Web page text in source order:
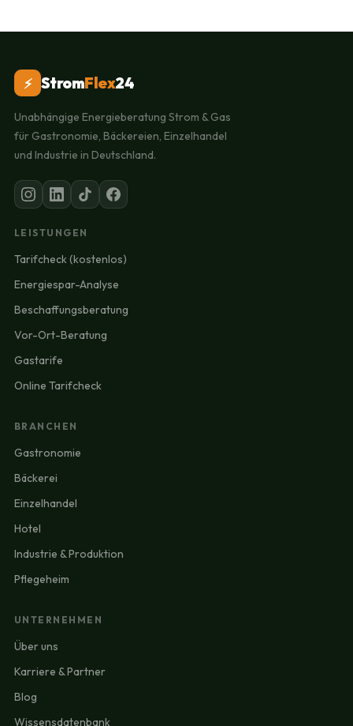
⚡ StromFlex24
Unabhängige Energieberatung Strom & Gas
für Gastronomie, Bäckereien, Einzelhandel
und Industrie in Deutschland.
LEISTUNGEN
Tarifcheck (kostenlos)
Energiespar-Analyse
Beschaffungsberatung
Vor-Ort-Beratung
Gastarife
Online Tarifcheck
BRANCHEN
Gastronomie
Bäckerei
Einzelhandel
Hotel
Industrie & Produktion
Pflegeheim
UNTERNEHMEN
Über uns
Karriere & Partner
Blog
Wissensdatenbank